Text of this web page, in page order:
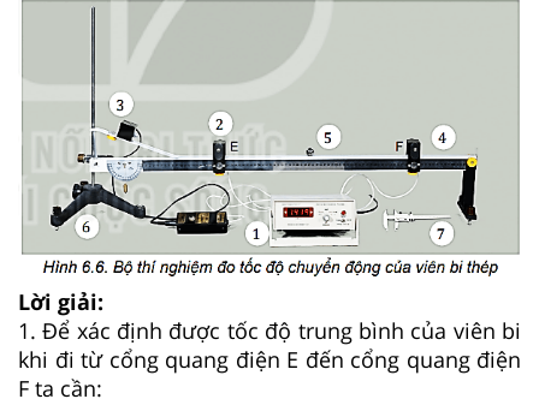
Lời giải:
1. Để xác định được tốc độ trung bình của viên bi
khi đi từ cổng quang điện E đến cổng quang điện
F ta cần: